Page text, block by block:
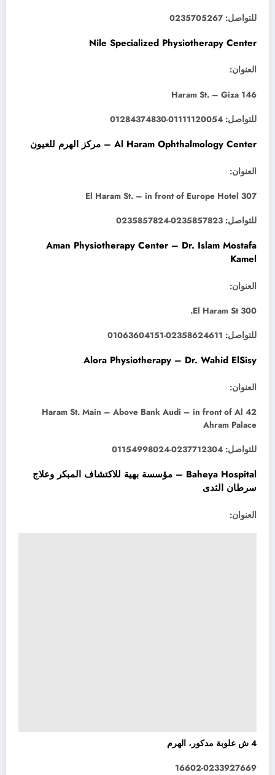
للتواصل: 0235705267
Nile Specialized Physiotherapy Center
العنوان:
146 Haram St. – Giza
للتواصل: 01111120054-01284374830
Al Haram Ophthalmology Center – مركز الهرم للعيون
العنوان:
307 El Haram St. – in front of Europe Hotel
للتواصل: 0235857823-0235857824
Aman Physiotherapy Center – Dr. Islam Mostafa
Kamel
العنوان:
300 El Haram St.
للتواصل: 02358624611-01063604151
Alora Physiotherapy – Dr. Wahid ElSisy
العنوان:
42 Haram St. Main – Above Bank Audi – in front of Al
Ahram Palace
للتواصل: 0237712304-01154998024
Baheya Hospital – مؤسسة بهية للاكتشاف المبكر وعلاج
سرطان الثدى
العنوان:
4 ش علوبة مدكور، الهرم
16602-0233927669